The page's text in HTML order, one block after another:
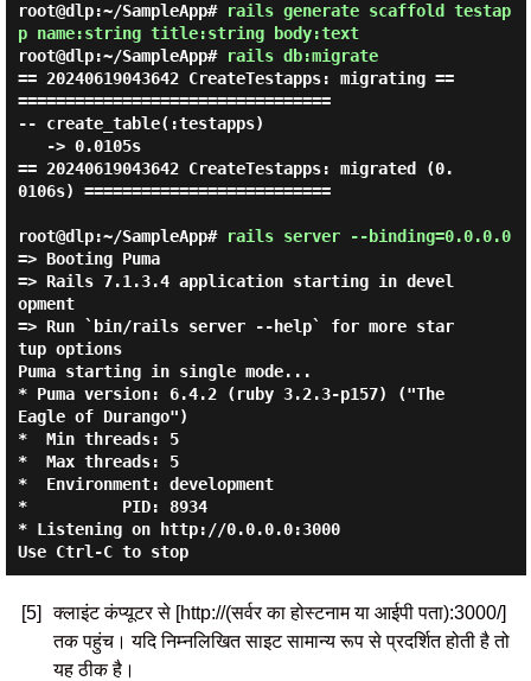
root@dlp:~/SampleApp# rails generate scaffold testap
p name:string title:string body:text
root@dlp:~/SampleApp# rails db:migrate
== 20240619043642 CreateTestapps: migrating ==
=================================
-- create_table(:testapps)
== 20240619043642 CreateTestapps: migrated (0.
0106s) ==========================
root@dlp:~/SampleApp# rails server --binding=0.0.0.0
=> Booting Puma
=> Rails 7.1.3.4 application starting in devel
opment
=> Run `bin/rails server --help` for more star
tup options
Puma starting in single mode...
* Puma version: 6.4.2 (ruby 3.2.3-p157) ("The
Eagle of Durango")
*  Min threads: 5
*  Max threads: 5
*  Environment: development
*          PID: 8934
* Listening on http://0.0.0.0:3000
Use Ctrl-C to stop
[5]
क्लाइंट कंप्यूटर से [http://(सर्वर का होस्टनाम या आईपी पता):3000/]
तक पहुंच। यदि निम्नलिखित साइट सामान्य रूप से प्रदर्शित होती है तो
यह ठीक है।